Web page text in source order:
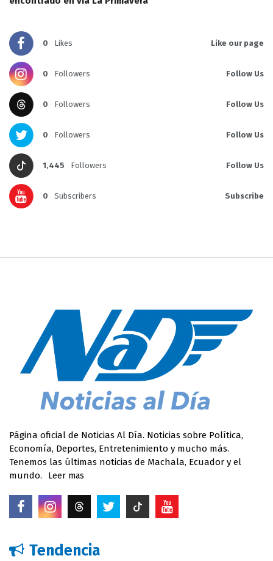
0 Likes Like our page
0 Followers Follow Us
0 Followers Follow Us
0 Followers Follow Us
1,445 Followers Follow Us
0 Subscribers Subscribe
Página oficial de Noticias Al Día. Noticias sobre Política,
Economía, Deportes, Entretenimiento y mucho más.
Tenemos las últimas noticias de Machala, Ecuador y el
mundo.
Leer mas
Tendencia